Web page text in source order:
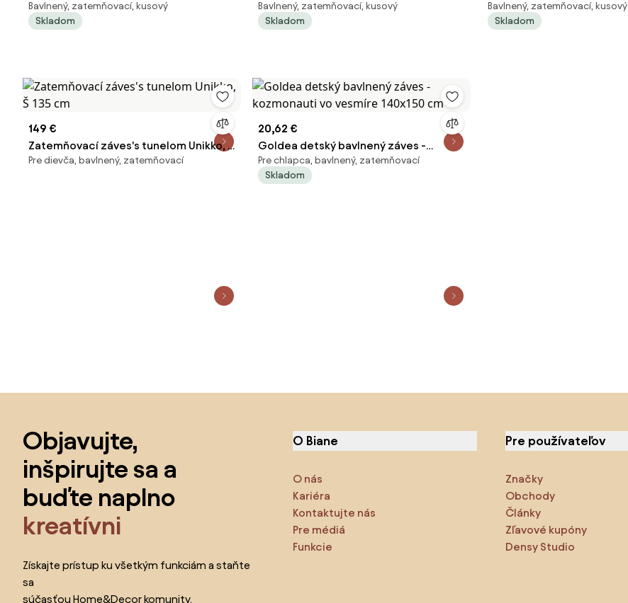
tekvice a lístky 140x150 cm
Bavlnený, zatemňovací, kusový
Skladom
vločky na bielej 140x150 cm
Bavlnený, zatemňovací, kusový
Skladom
na sivom 140x150 cm
Bavlnený, zatemňovací, kusový
Skladom
149 €
Zatemňovací záves's tunelom Unikko, Š
135 cm
Pre dievča, bavlnený, zatemňovací
20,62 €
Goldea detský bavlnený záves -
kozmonauti vo vesmíre 140x150 cm
Pre chlapca, bavlnený, zatemňovací
Skladom
Objavujte,
inšpirujte sa a
buďte naplno
kreatívni
Získajte prístup ku všetkým funkciám a staňte
sa
súčasťou Home&Decor komunity.
O Biane
O nás
Kariéra
Kontaktujte nás
Pre médiá
Funkcie
Pre používateľov
Značky
Obchody
Články
Zľavové kupóny
Densy Studio